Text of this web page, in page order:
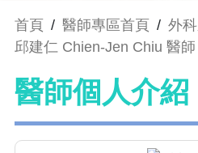
首頁 / 醫師專區首頁 / 外
邱建仁 Chien-Jen Chiu 醫師
醫師個人介紹